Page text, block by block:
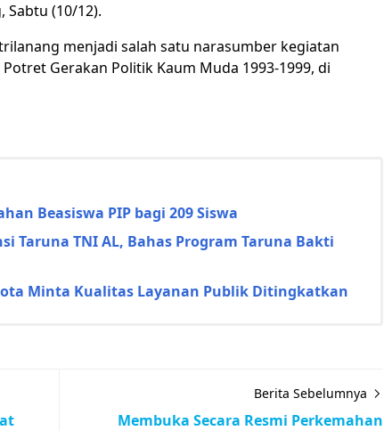
Sabtu (10/12).
menjadi salah satu narasumber kegiatan
Gerakan Politik Kaum Muda 1993-1999, di
Beasiswa PIP bagi 209 Siswa
Taruna TNI AL, Bahas Program Taruna Bakti
Minta Kualitas Layanan Publik Ditingkatkan
Berita Sebelumnya
Membuka Secara Resmi Perkemahan